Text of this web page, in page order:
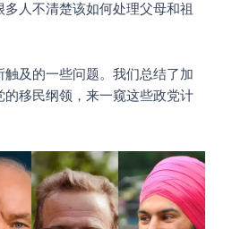
人不清楚该如何处理父母和祖
及的一些问题。我们总结了加
移民纲领，来一窥这些政党计